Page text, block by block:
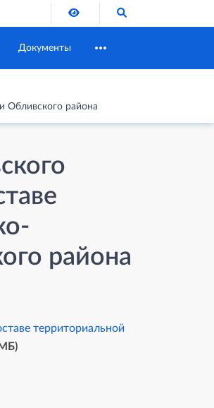
Версия для слабовидящих
Документы
Обливского района
района
территориальной